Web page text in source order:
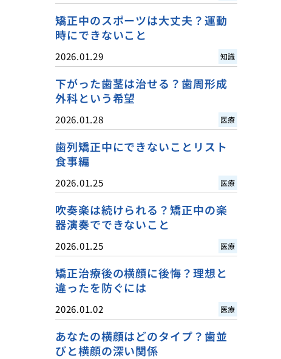
矯正中のスポーツは大丈夫？運動
時にできないこと
2026.01.29 知識
下がった歯茎は治せる？歯周形成
外科という希望
2026.01.28 医療
歯列矯正中にできないことリスト
食事編
2026.01.25 医療
吹奏楽は続けられる？矯正中の楽
器演奏でできないこと
2026.01.25 医療
矯正治療後の横顔に後悔？理想と
違ったを防ぐには
2026.01.02 医療
あなたの横顔はどのタイプ？歯並
びと横顔の深い関係